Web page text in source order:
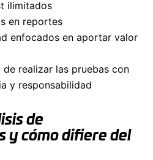
ilimitados
en reportes
enfocados en aportar valor
realizar las pruebas con
y responsabilidad
de
y cómo difiere del